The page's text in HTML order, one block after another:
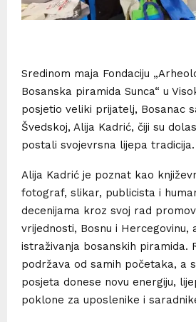
Sredinom maja Fondaciju
Bosanska piramida Sunca“ u
posjetio veliki prijatelj, Bosanac
Švedskoj, Alija Kadrić, čiji su
postali svojevrsna lijepa tradicija.
Alija Kadrić je poznat kao
fotograf, slikar, publicista i
decenijama kroz svoj rad
vrijednosti, Bosnu i Hercegovinu,
istraživanja bosanskih piramida.
podržava od samih početaka, a
posjeta donese novu energiju,
poklone za uposlenike i